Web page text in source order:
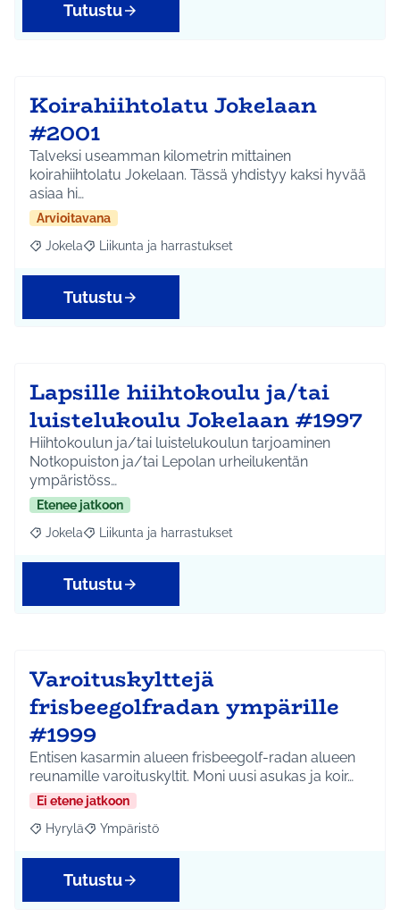
Tutustu
Koirahiihtolatu Jokelaan
#2001
Talveksi useamman kilometrin mittainen
koirahiihtolatu Jokelaan. Tässä yhdistyy kaksi hyvää
asiaa hi…
Arvioitavana
Rajaa tulokset aihepiirin mukaan: Jokela
Jokela Rajaa tulokset teeman mukaan: Liikunta ja
Liikunta ja harrastukset
Tutustu
Lapsille hiihtokoulu ja/tai
luistelukoulu Jokelaan #1997
Hiihtokoulun ja/tai luistelukoulun tarjoaminen
Notkopuiston ja/tai Lepolan urheilukentän
ympäristöss…
Etenee jatkoon
Rajaa tulokset aihepiirin mukaan: Jokela
Jokela Rajaa tulokset teeman mukaan: Liikunta ja
Liikunta ja harrastukset
Tutustu
Varoituskylttejä
frisbeegolfradan ympärille
#1999
Entisen kasarmin alueen frisbeegolf-radan alueen
reunamille varoituskyltit. Moni uusi asukas ja koir…
Ei etene jatkoon
Rajaa tulokset aihepiirin mukaan: Hyrylä
Hyrylä Rajaa tulokset teeman mukaan: Ympäristö
Ympäristö
Tutustu